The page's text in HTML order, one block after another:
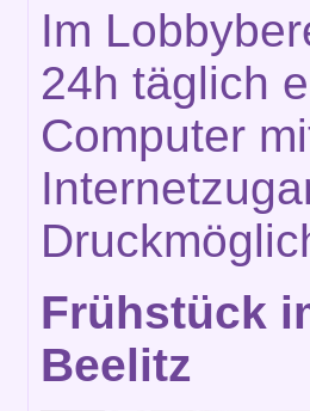
Im
24h täglich
Computer
Frühstück
Beelitz